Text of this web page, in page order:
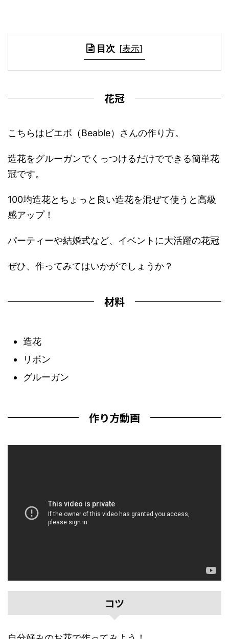
目次 [表示]
花冠
こちらはビエボ（Beable）さんの作り方。
造花をグルーガンでくっつけるだけでできる簡単花
冠です。
100均造花とちょっと良い造花を混ぜて使うと高級
感アップ！
パーティーや結婚式など、イベントに大活躍の花冠
ぜひ、作ってみてはいかがでしょうか？
材料
造花
リボン
グルーガン
作り方動画
コツ